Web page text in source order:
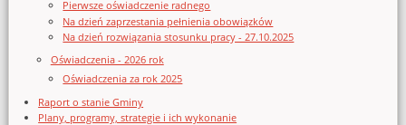
Pierwsze oświadczenie radnego
Na dzień zaprzestania pełnienia obowiązków
Na dzień rozwiązania stosunku pracy - 27.10.2025
Oświadczenia - 2026 rok
Oświadczenia za rok 2025
Raport o stanie Gminy
Plany, programy, strategie i ich wykonanie